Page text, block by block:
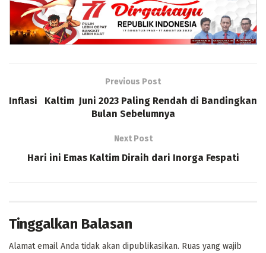
Previous Post
Inflasi Kaltim Juni 2023 Paling Rendah di Bandingkan
Bulan Sebelumnya
Next Post
Hari ini Emas Kaltim Diraih dari Inorga Fespati
Tinggalkan Balasan
Alamat email Anda tidak akan dipublikasikan. Ruas yang wajib